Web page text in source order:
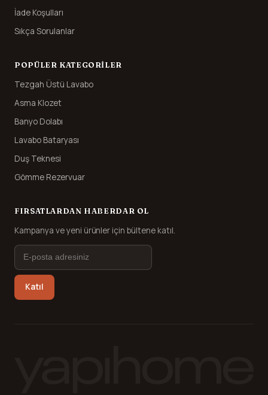
İade Koşulları
Sıkça Sorulanlar
POPÜLER KATEGORILER
Tezgah Üstü Lavabo
Asma Klozet
Banyo Dolabı
Lavabo Bataryası
Duş Teknesi
Gömme Rezervuar
FIRSATLARDAN HABERDAR OL
Kampanya ve yeni ürünler için bültene katıl.
Katıl